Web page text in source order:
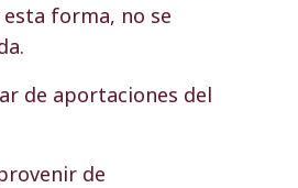
forma, no se
de aportaciones del
de